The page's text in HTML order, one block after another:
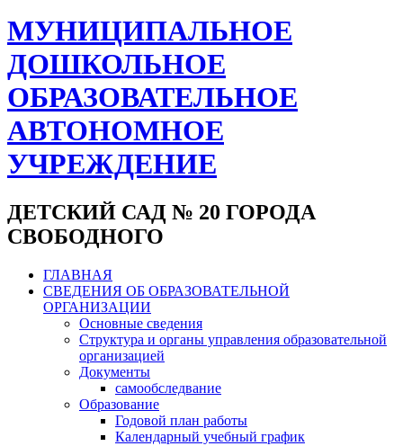
МУНИЦИПАЛЬНОЕ
ДОШКОЛЬНОЕ
ОБРАЗОВАТЕЛЬНОЕ
АВТОНОМНОЕ
УЧРЕЖДЕНИЕ
ДЕТСКИЙ САД № 20 ГОРОДА
СВОБОДНОГО
ГЛАВНАЯ
СВЕДЕНИЯ ОБ ОБРАЗОВАТЕЛЬНОЙ
ОРГАНИЗАЦИИ
Основные сведения
Структура и органы управления образовательной
организацией
Документы
самообследвание
Образование
Годовой план работы
Календарный учебный график